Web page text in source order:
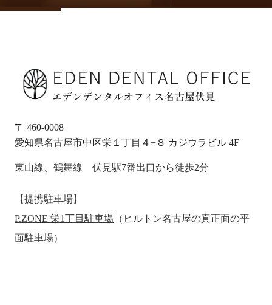
〒 460-0008
愛知県名古屋市中区栄１丁目４−８ カジウラビル 4F
東山線、鶴舞線 伏見駅7番出口から徒歩2分
【提携駐車場】
P.ZONE 栄1丁目駐車場 （ヒルトン名古屋の真正面の平
面駐車場）